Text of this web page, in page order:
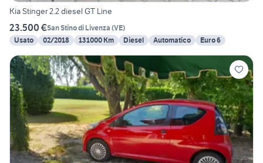
Kia Stinger 2.2 diesel GT Line
23.500 €San Stino di Livenza (VE)
Usato
02/2018 131000 Km Diesel Automatico Euro 6